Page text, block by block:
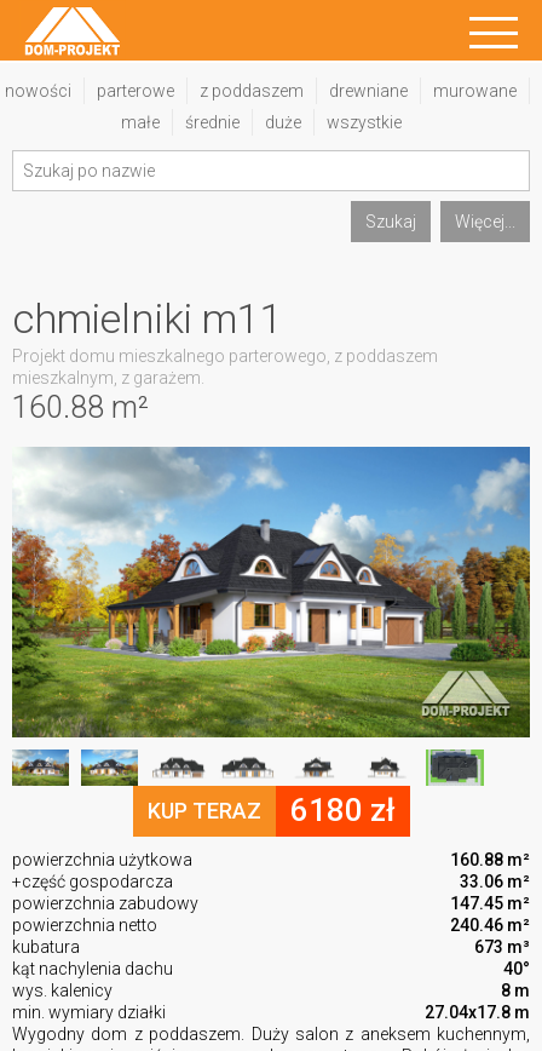
nowości parterowe z poddaszem drewniane
murowane
małe
średnie duże wszystkie
Szukaj Więcej...
160.88 m²
chmielniki m11
Projekt domu mieszkalnego parterowego, z poddaszem
mieszkalnym, z garażem.
KUP TERAZ 6180 zł
powierzchnia użytkowa
160.88 m²
+część gospodarcza
33.06 m²
powierzchnia zabudowy
147.45 m²
powierzchnia netto
240.46 m²
kubatura
673 m³
kąt nachylenia dachu
40°
wys. kalenicy
8 m
min. wymiary działki
27.04x17.8 m
Wygodny dom z poddaszem. Duży salon z aneksem kuchennym,